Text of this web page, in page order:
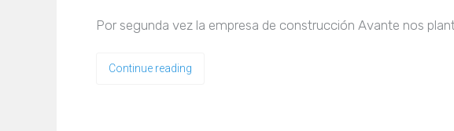
Por segunda vez la empresa de construcción Avante nos
Continue reading